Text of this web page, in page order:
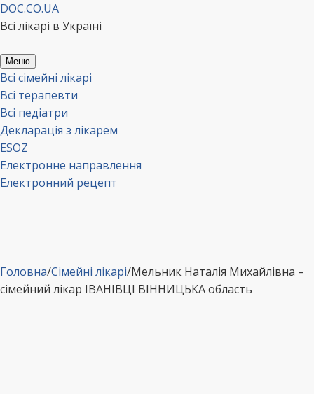
Перейти
до
DOC.CO.UA
Всі лікарі в Україні
Меню
Всі сімейні лікарі
Всі терапевти
Всі педіатри
Декларація з лікарем
ESOZ
Електронне направлення
Електронний рецепт
Головна/Сімейні лікарі/Мельник Наталія Михайлівна –
сімейний лікар ІВАНІВЦІ ВІННИЦЬКА область